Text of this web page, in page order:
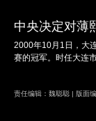
中央决定对薄
2000年10月1日，大
赛的冠军。时任大连
责任编辑：魏聪聪 | 版面